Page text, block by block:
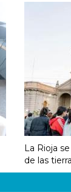
La Rioja
de las